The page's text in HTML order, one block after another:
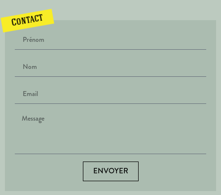
Contact
ENVOYER